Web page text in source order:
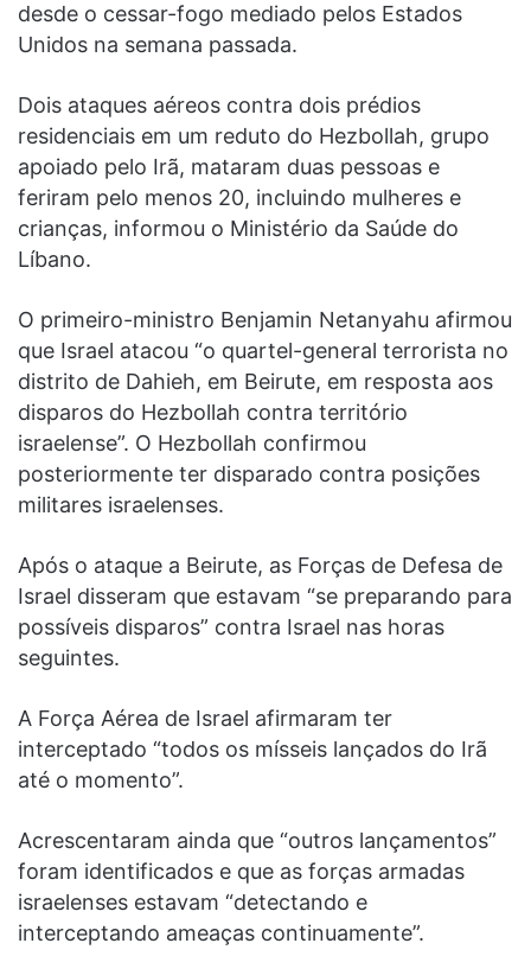
desde o cessar-fogo mediado pelos Estados
Unidos na semana passada.
Dois ataques aéreos contra dois prédios
residenciais em um reduto do Hezbollah, grupo
apoiado pelo Irã, mataram duas pessoas e
feriram pelo menos 20, incluindo mulheres e
crianças, informou o Ministério da Saúde do
Líbano.
O primeiro-ministro Benjamin Netanyahu afirmou
que Israel atacou “o quartel-general terrorista no
distrito de Dahieh, em Beirute, em resposta aos
disparos do Hezbollah contra território
israelense”. O Hezbollah confirmou
posteriormente ter disparado contra posições
militares israelenses.
Após o ataque a Beirute, as Forças de Defesa de
Israel disseram que estavam “se preparando para
possíveis disparos” contra Israel nas horas
seguintes.
A Força Aérea de Israel afirmaram ter
interceptado “todos os mísseis lançados do Irã
até o momento”.
Acrescentaram ainda que “outros lançamentos”
foram identificados e que as forças armadas
israelenses estavam “detectando e
interceptando ameaças continuamente”.